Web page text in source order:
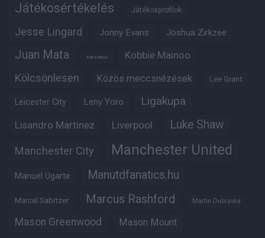
Játékosértékelés Játékosprofilok
Jesse Lingard Jonny Evans Joshua Zirkzee
Juan Mata Karl Darlow Kobbie Mainoo
Kölcsönlesen Közös meccsnézések Lee Grant
Leicester City Leny Yoro Ligakupa
Lisandro Martinez Liverpool Luke Shaw
Manchester City Manchester United
Manuel Ugarte Manutdfanatics.hu
Marcel Sabitzer Marcus Rashford Martin Dubravka
Mason Greenwood Mason Mount